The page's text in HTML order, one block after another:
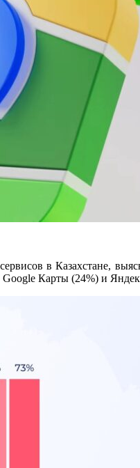
в Казахстане,
Google Карты (24%) и